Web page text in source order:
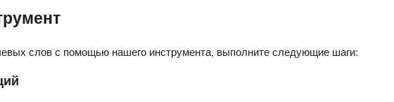
слов с помощью нашего инструмента, выполните следующие шаги: